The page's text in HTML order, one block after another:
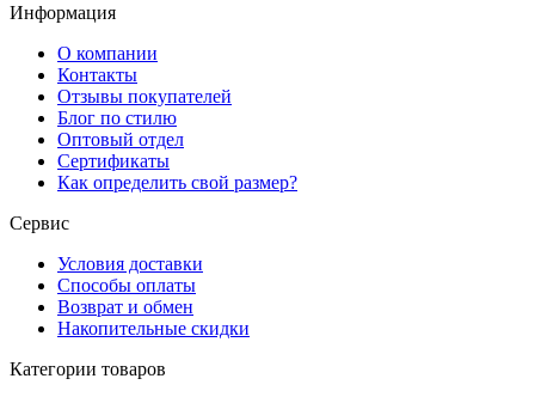
Информация
О компании
Контакты
Отзывы покупателей
Блог по стилю
Оптовый отдел
Сертификаты
Как определить свой размер?
Сервис
Условия доставки
Способы оплаты
Возврат и обмен
Накопительные скидки
Категории товаров